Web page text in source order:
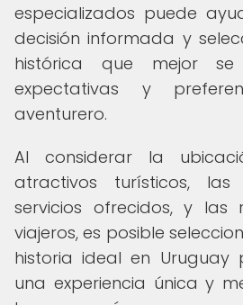
especializados puede
decisión informada y
histórica que mejor
expectativas y
aventurero.
Al considerar la
atractivos turísticos,
servicios ofrecidos, y las
viajeros, es posible
historia ideal en
una experiencia única y